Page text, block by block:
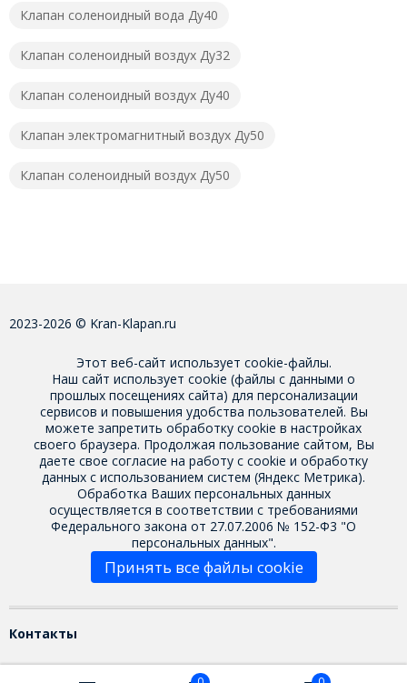
Клапан соленоидный вода Ду40
Клапан соленоидный воздух Ду32
Клапан соленоидный воздух Ду40
Клапан электромагнитный воздух Ду50
Клапан соленоидный воздух Ду50
2023-2026 © Kran-Klapan.ru
Этот веб-сайт использует cookie-файлы.
Наш сайт использует cookie (файлы с данными о
прошлых посещениях сайта) для персонализации
сервисов и повышения удобства пользователей. Вы
можете запретить обработку cookie в настройках
своего браузера. Продолжая пользование сайтом, Вы
даете свое согласие на работу с cookie и обработку
данных с использованием систем (Яндекс Метрика).
Обработка Ваших персональных данных
осуществляется в соответствии с требованиями
Федерального закона от 27.07.2006 № 152-Ф3 "О
персональных данных".
Принять все файлы cookie
Контакты